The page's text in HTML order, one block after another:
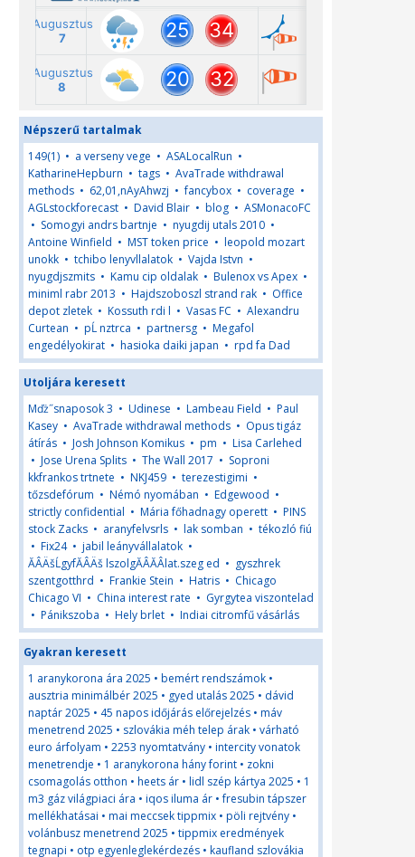
Népszerű tartalmak
149(1) • a verseny vege • ASALocalRun •
KatharineHepburn • tags • AvaTrade withdrawal
methods • 62,01,nAyAhwzj •fancybox • coverage •
AGLstockforecast • David Blair • blog • ASMonacoFC
• Somogyi andrs bartnje • nyugdij utals 2010 •
Antoine Winfield • MST token price • leopold mozart
unokk • tchibo lenyvllalatok • Vajda Istvn •
nyugdjszmits • Kamu cip oldalak • Bulenox vs Apex •
miniml rabr 2013 • Hajdszoboszl strand rak • Office
depot zletek • Kossuth rdi l • Vasas FC • Alexandru
Curtean • pĹ nztrca • partnersg • Megafol
engedélyokirat • hasioka daiki japan • rpd fa Dad
Utoljára keresett
Mďż˝snaposok 3 • Udinese • Lambeau Field • Paul
Kasey • AvaTrade withdrawal methods • Opus tigáz
átírás • Josh Johnson Komikus • pm • Lisa Carlehed
• Jose Urena Splits • The Wall 2017 • Soproni
kkfrankos trtnete • NKJ459 • terezestigimi •
tőzsdefórum • Némó nyomában • Edgewood •
strictly confidential • Mária főhadnagy operett • PINS
stock Zacks • aranyfelvsrls • lak somban • tékozló fiú
• Fix24• jabil leányvállalatok •
ĂÂÄšĹgyfĂÂÄš lszolgĂÂĂÂlat.szeg ed • gyszh­rek
szentgotthrd • Frankie Stein • Hatris • Chicago
Chicago VI • China interest rate • Gyrgytea viszontelad
• Pánikszoba • Hely brlet • Indiai citromfű vásárlás
Gyakran keresett
1 aranykorona ára 2025 • bemért rendszámok •
ausztria minimálbér 2025 • gyed utalás 2025 • dávid
naptár 2025 • 45 napos időjárás előrejelzés • máv
menetrend 2025 • szlovákia méh telep árak • várható
euro árfolyam • 2253 nyomtatvány • intercity vonatok
menetrendje • 1 aranykorona hány forint • zokni
csomagolás otthon • heets ár • lidl szép kártya 2025 • 1
m3 gáz világpiaci ára • iqos iluma ár •fresubin tápszer
mellékhatásai • mai meccsek tippmix • pöli rejtvény •
volánbusz menetrend 2025 • tippmix eredmények
tegnapi • otp egyenleglekérdezés • kaufland szlovákia